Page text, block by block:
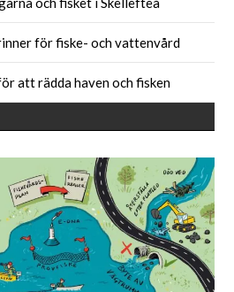
för fiske- och vattenvård
att rädda haven och fisken